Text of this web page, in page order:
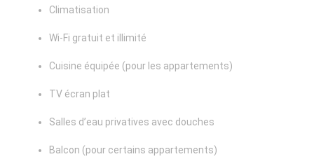
Climatisation
Wi-Fi gratuit et illimité
Cuisine équipée (pour les appartements)
TV écran plat
Salles d’eau privatives avec douches
Balcon (pour certains appartements)